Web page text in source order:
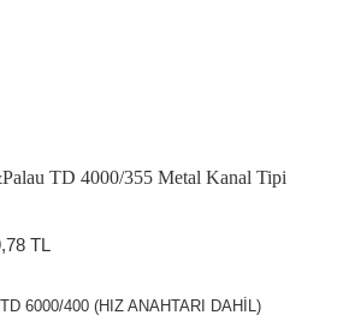
TD 4000/355 Metal Kanal Tipi
TL